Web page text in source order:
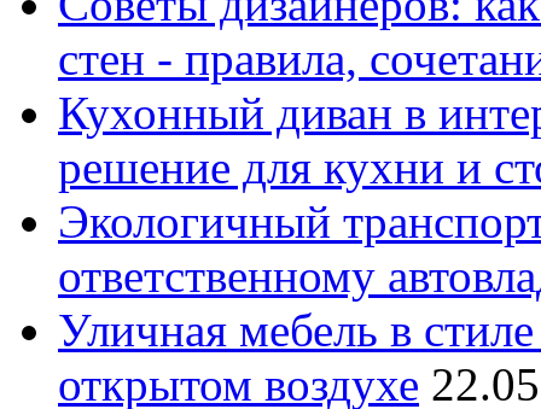
стен - правила,
Кухонный диван в
решение для кухни и
Экологичный
ответственному
Уличная мебель в
открытом воздухе